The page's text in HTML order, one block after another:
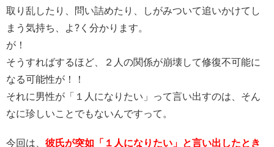
取り乱したり、問い詰めたり、しがみついて追いかけてし
まう気持ち、よ?く分かります。
が！
そうすればするほど、２人の関係が崩壊して修復不可能に
なる可能性が！！
それに男性が「１人になりたい」って言い出すのは、そん
なに珍しいことでもないんですって。
今回は、 彼氏が突如「１人になりたい」と言い出したとき